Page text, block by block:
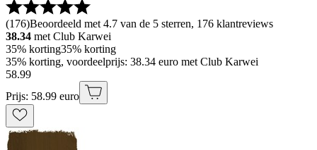
(176)Beoordeeld met 4.7 van de 5 sterren, 176 klantreviews
38.34 met Club Karwei
35% korting35% korting
35% korting, voordeelprijs: 38.34 euro met Club Karwei
58.99
Prijs: 58.99 euro